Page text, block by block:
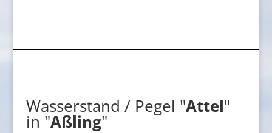
Wasserstand / Pegel "Attel"
in "Aßling"